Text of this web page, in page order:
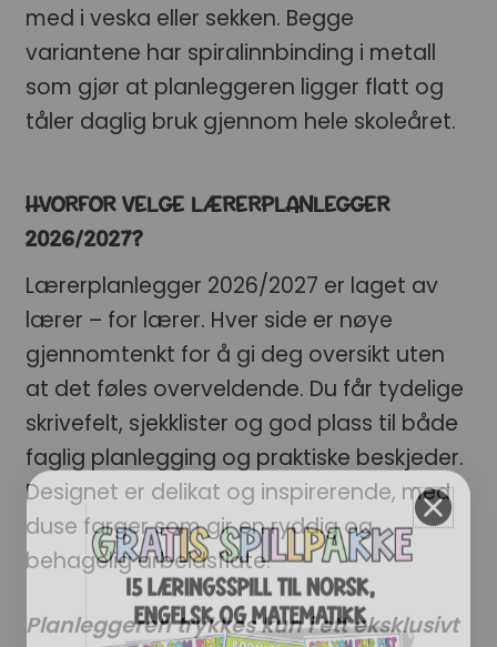
med i veska eller sekken. Begge
variantene har spiralinnbinding i metall
som gjør at planleggeren ligger flatt og
tåler daglig bruk gjennom hele skoleåret.
HVORFOR VELGE LÆRERPLANLEGGER
2026/2027?
Lærerplanlegger 2026/2027 er laget av
lærer – for lærer. Hver side er nøye
gjennomtenkt for å gi deg oversikt uten
at det føles overveldende. Du får tydelige
skrivefelt, sjekklister og god plass til både
faglig planlegging og praktiske beskjeder.
Designet er delikat og inspirerende, med
duse farger som gir en ryddig og
behagelig arbeidsflate.
Planleggeren trykkes kun i ett eksklusivt